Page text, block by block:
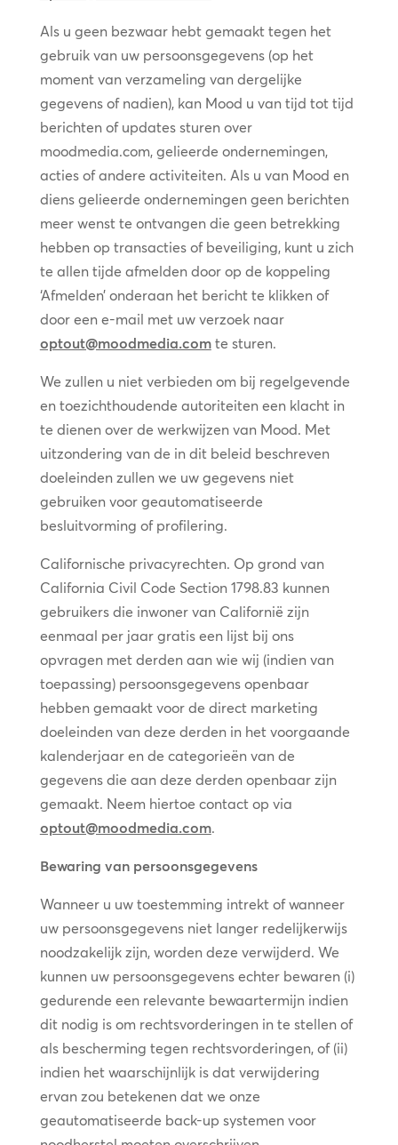
Als u geen bezwaar hebt gemaakt tegen het
gebruik van uw persoonsgegevens (op het
moment van verzameling van dergelijke
gegevens of nadien), kan Mood u van tijd tot tijd
berichten of updates sturen over
moodmedia.com, gelieerde ondernemingen,
acties of andere activiteiten. Als u van Mood en
diens gelieerde ondernemingen geen berichten
meer wenst te ontvangen die geen betrekking
hebben op transacties of beveiliging, kunt u zich
te allen tijde afmelden door op de koppeling
‘Afmelden’ onderaan het bericht te klikken of
door een e-mail met uw verzoek naar
optout@moodmedia.comte sturen.
We zullen u niet verbieden om bij regelgevende
en toezichthoudende autoriteiten een klacht in
te dienen over de werkwijzen van Mood. Met
uitzondering van de in dit beleid beschreven
doeleinden zullen we uw gegevens niet
gebruiken voor geautomatiseerde
besluitvorming of profilering.
Californische privacyrechten. Op grond van
California Civil Code Section 1798.83 kunnen
gebruikers die inwoner van Californië zijn
eenmaal per jaar gratis een lijst bij ons
opvragen met derden aan wie wij (indien van
toepassing) persoonsgegevens openbaar
hebben gemaakt voor de direct marketing
doeleinden van deze derden in het voorgaande
kalenderjaar en de categorieën van de
gegevens die aan deze derden openbaar zijn
gemaakt. Neem hiertoe contact op via
optout@moodmedia.com.
Bewaring van persoonsgegevens
Wanneer u uw toestemming intrekt of wanneer
uw persoonsgegevens niet langer redelijkerwijs
noodzakelijk zijn, worden deze verwijderd. We
kunnen uw persoonsgegevens echter bewaren (i)
gedurende een relevante bewaartermijn indien
dit nodig is om rechtsvorderingen in te stellen of
als bescherming tegen rechtsvorderingen, of (ii)
indien het waarschijnlijk is dat verwijdering
ervan zou betekenen dat we onze
geautomatiseerde back-up systemen voor